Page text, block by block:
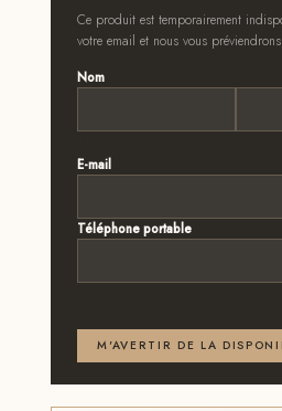
Ce produit est temporairement
votre email et nous vous
Nom
E-mail
Téléphone portable
M'AVERTIR DE LA